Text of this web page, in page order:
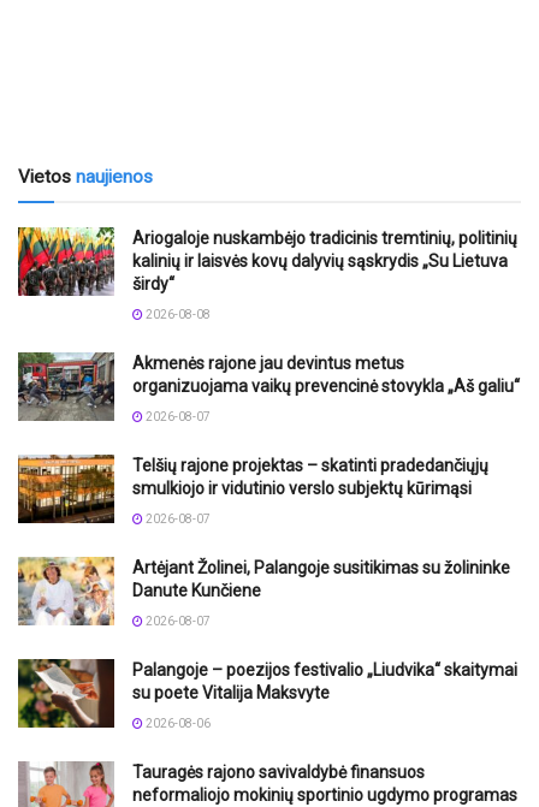
Vietos naujienos
Ariogaloje nuskambėjo tradicinis tremtinių, politinių
kalinių ir laisvės kovų dalyvių sąskrydis „Su Lietuva
širdy“
2026-08-08
Akmenės rajone jau devintus metus
organizuojama vaikų prevencinė stovykla „Aš galiu“
2026-08-07
Telšių rajone projektas – skatinti pradedančiųjų
smulkiojo ir vidutinio verslo subjektų kūrimąsi
2026-08-07
Artėjant Žolinei, Palangoje susitikimas su žolininke
Danute Kunčiene
2026-08-07
Palangoje – poezijos festivalio „Liudvika“ skaitymai
su poete Vitalija Maksvyte
2026-08-06
Tauragės rajono savivaldybė finansuos
neformaliojo mokinių sportinio ugdymo programas